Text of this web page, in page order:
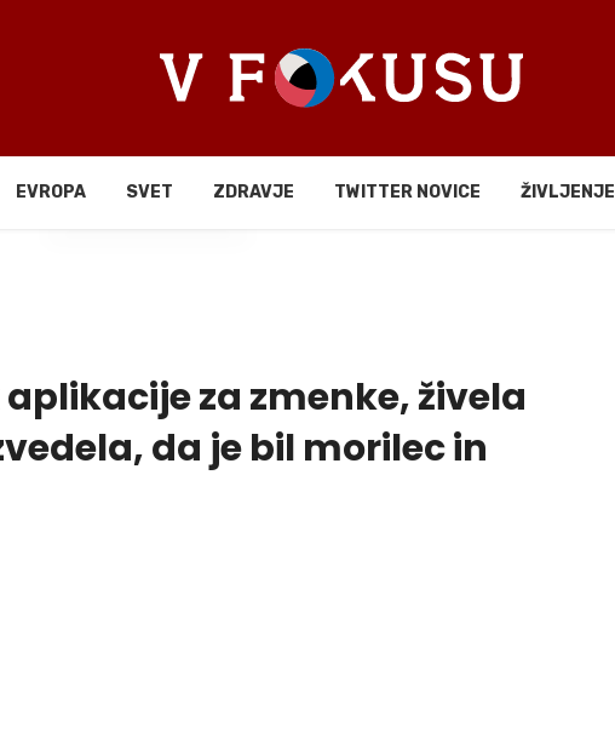
EVROPA SVET ZDRAVJE TWITTER NOVICE ŽIVLJENJE
Deli
za zmenke, živela
da je bil morilec in